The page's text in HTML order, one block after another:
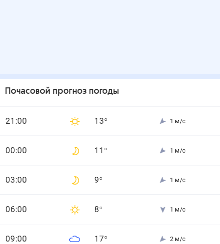
Почасовой прогноз погоды
21 :00 13° 1 м/с
00:00 11 ° 1 м/с
03:00 9° 1 м/с
06:00 8° 1 м/с
09:00 17° 2 м/с